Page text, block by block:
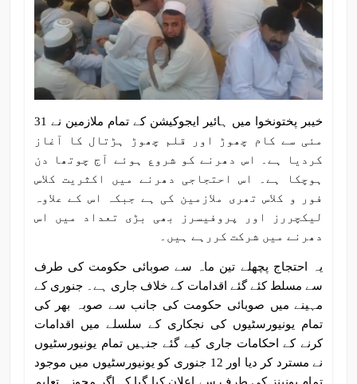
خیبر پختونخوا میں ہائیر ایجوکیشن کے تمام ملازمین نے 31
مئی سے کام چھوڑ اور قلم چھوڑ ہڑتال کا آغاز
کردیا ہے۔ اس دھرنے کو شروع ہوئے آج چوتھا دن
ہوچکا ہے۔ اس احتجاجی دھرنے میں اکثریت کلاس
فور و کلاس تھری ملازمین کی ہے جبکہ اس کے علاوہ
لیکچررز اور پروفیسرز بھی بڑی تعداد میں اس
دھرنے میں شرکت کررہے ہیں۔
یہ احتجاج پچھلے تین ماہ سے صوبائی حکومت کی طرف
سے مسلط کئے گئے اقدامات کے خلاف جاری ہے۔ جنوری کے
مہینے میں صوبائی حکومت کی جانب سے صوبہ بھر کی
تمام یونیورسٹیوں کی نجکاری کے سلسلے میں اقدامات
کرنے کے احکامات جاری کیے گئے جنہیں تمام یونیورسٹیوں
نے مسترد کر دیا اور 12 جنوری کو یونیورسٹیوں میں موجود